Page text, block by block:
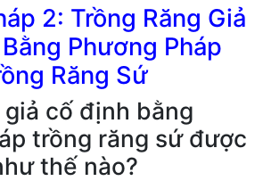
2: Trồng Răng Giả
Phương Pháp
Răng Sứ
cố định bằng
trồng răng sứ được
thế nào?